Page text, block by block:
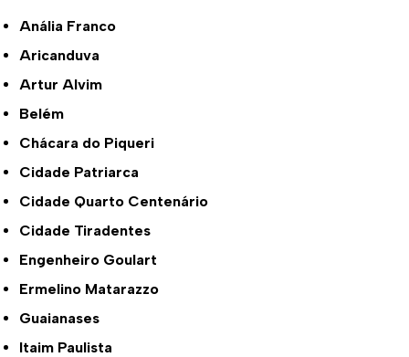
Anália Franco
Aricanduva
Artur Alvim
Belém
Chácara do Piqueri
Cidade Patriarca
Cidade Quarto Centenário
Cidade Tiradentes
Engenheiro Goulart
Ermelino Matarazzo
Guaianases
Itaim Paulista